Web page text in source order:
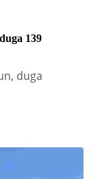
139
duga